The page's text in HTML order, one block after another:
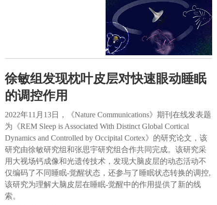
徐敏组发现枕叶皮层对快速眼动睡眠
的调控作用
2022年11月13日，《Nature Communications》期刊在线发表题
为《REM Sleep is Associated With Distinct Global Cortical
Dynamics and Controlled by Occipital Cortex》的研究论文，该
研究由徐敏研究组和张思宇研究组合作共同完成。该研究采
用大视场钙成像和光遗传技术，发现大脑皮层的动态活动不
仅编码了不同睡眠-觉醒状态，还参与了睡眠状态转换的调控,
该研究为理解大脑皮层在睡眠-觉醒中的作用提供了新的线
索。